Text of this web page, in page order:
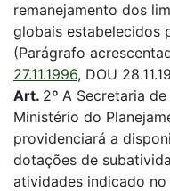
remanejamento dos
globais estabelecidos
(Parágrafo
27.11.1996, DOU
Art. 2º A Secretaria
Ministério do
providenciará a
dotações de
atividades indicado